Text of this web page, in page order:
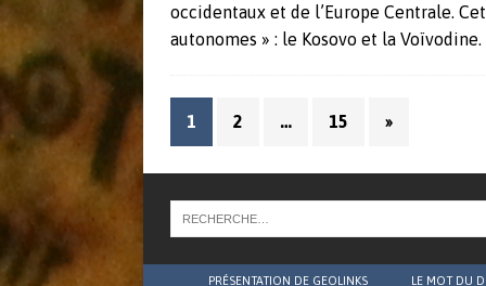
e
o
i
t
a
t
e
occidentaux et de l’Europe Centrale.
autonomes » : le Kosovo et la Voïvodine.
1 2 … 15 »
PRÉSENTATION DE GEOLINKS LE MOT DU